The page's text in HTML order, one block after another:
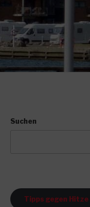
Suchen
Tipps gegen Hitze